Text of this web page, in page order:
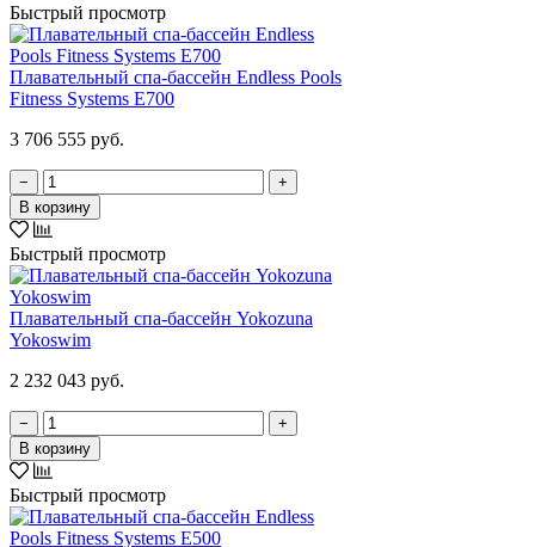
Быстрый просмотр
Плавательный спа-бассейн Endless Pools
Fitness Systems E700
3 706 555 руб.
−
+
В корзину
Быстрый просмотр
Плавательный спа-бассейн Yokozuna
Yokoswim
2 232 043 руб.
−
+
В корзину
Быстрый просмотр